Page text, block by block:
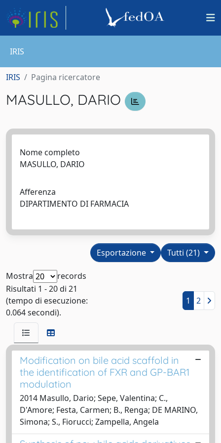
IRIS
IRIS Pagina ricercatore
MASULLO, DARIO
Nome completo
MASULLO, DARIO
Afferenza
DIPARTIMENTO DI FARMACIA
Tutti (21)
Esportazione
Mostra
records
Risultati 1 - 20 di 21
(tempo di esecuzione:
0.064 secondi).
1 2
Modification on bile acid scaffold in
the identification of FXR and GP-BAR1
modulation
2014 Masullo, Dario; Sepe, Valentina; C.,
D'Amore; Festa, Carmen; B., Renga; DE MARINO,
Simona; S., Fiorucci; Zampella, Angela